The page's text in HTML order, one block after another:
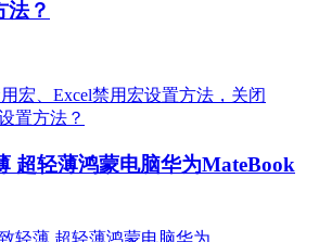
法？
超轻薄鸿蒙电脑华为MateBook